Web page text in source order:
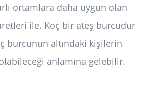
ortamlara daha uygun olan
ile. Koç bir ateş burcudur
burcunun altındaki kişilerin
anlamına gelebilir.